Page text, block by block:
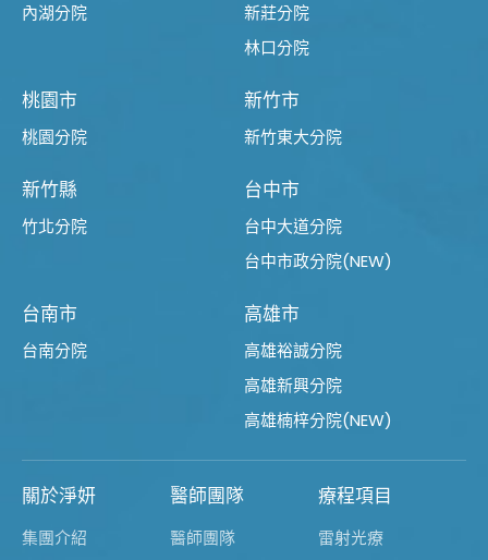
內湖分院
新莊分院
林口分院
桃園市
桃園分院
新竹市
新竹東大分院
新竹縣
竹北分院
台中市
台中大道分院
台中市政分院(NEW)
台南市
台南分院
高雄市
高雄裕誠分院
高雄新興分院
高雄楠梓分院(NEW)
關於淨妍
集團介紹
醫師團隊
醫師團隊
療程項目
雷射光療